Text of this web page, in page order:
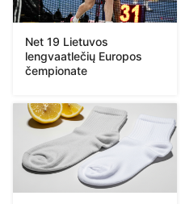
Net 19 Lietuvos
lengvaatlečių Europos
čempionate